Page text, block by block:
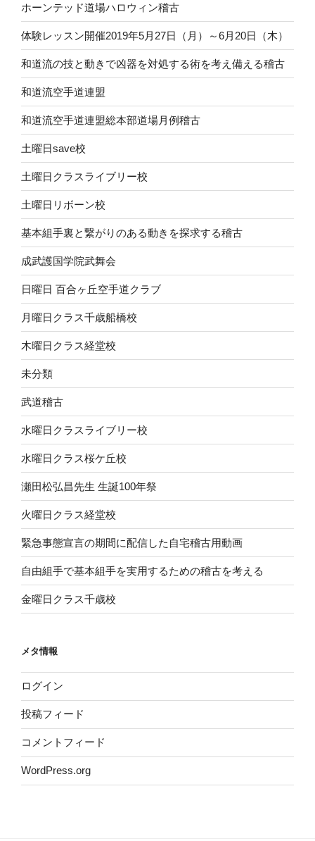
ホーンテッド道場ハロウィン稽古
体験レッスン開催2019年5月27日（月）～6月20日（木）
和道流の技と動きで凶器を対処する術を考え備える稽古
和道流空手道連盟
和道流空手道連盟総本部道場月例稽古
土曜日save校
土曜日クラスライブリー校
土曜日リボーン校
基本組手裏と繋がりのある動きを探求する稽古
成武護国学院武舞会
日曜日 百合ヶ丘空手道クラブ
月曜日クラス千歳船橋校
木曜日クラス経堂校
未分類
武道稽古
水曜日クラスライブリー校
水曜日クラス桜ケ丘校
瀬田松弘昌先生 生誕100年祭
火曜日クラス経堂校
緊急事態宣言の期間に配信した自宅稽古用動画
自由組手で基本組手を実用するための稽古を考える
金曜日クラス千歳校
メタ情報
ログイン
投稿フィード
コメントフィード
WordPress.org